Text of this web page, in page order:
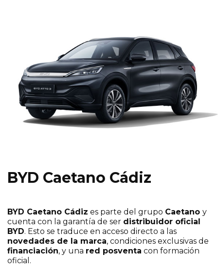
BYD Caetano Cádiz
BYD Caetano Cádiz es parte del grupo Caetano y
cuenta con la garantía de ser distribuidor oficial
BYD. Esto se traduce en acceso directo a las
novedades de la marca, condiciones exclusivas de
financiación, y una red posventa con formación
oficial.